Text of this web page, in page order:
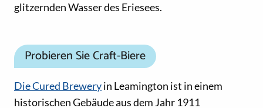
glitzernden Wasser des Eriesees.
Probieren Sie Craft-Biere
Die Cured Breweryin Leamington ist in einem
historischen Gebäude aus dem Jahr 1911